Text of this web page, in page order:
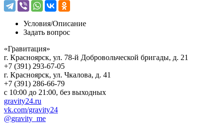
Условия/Описание
Задать вопрос
«Гравитация»
г. Красноярск, ул. 78-й Добровольческой бригады, д. 21
+7 (391) 293-67-05
г. Красноярск, ул. Чкалова, д. 41
+7 (391) 286-66-79
с 10:00 до 21:00, без выходных
gravity24.ru
vk.com/gravity24
@gravity_me